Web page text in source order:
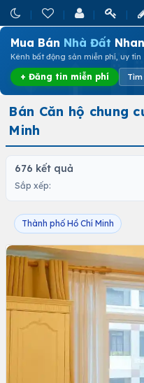
Mua Bán Nhà Đất
Kênh bất động sản miễn phí, uy tín
+ Đăng tin miễn phí Tìm
Bán Căn hộ chung
Minh
676 kết quả
Sắp xếp:
Thành phố Hồ Chí Minh